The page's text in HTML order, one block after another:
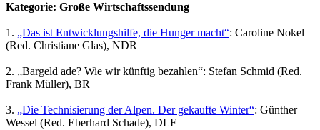
Kategorie: Große Wirtschaftssendung
1. „Das ist Entwicklungshilfe, die Hunger macht“: Caroline Nokel
(Red. Christiane Glas), NDR
2. „Bargeld ade? Wie wir künftig bezahlen“: Stefan Schmid (Red.
Frank Müller), BR
3. „Die Technisierung der Alpen. Der gekaufte Winter“: Günther
Wessel (Red. Eberhard Schade), DLF